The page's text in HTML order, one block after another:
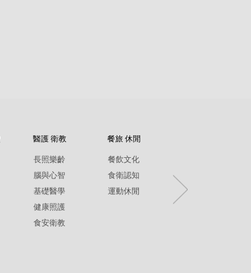
醫護 衛教
長照樂齡
腦與心智
基礎醫學
健康照護
食安衛教
餐旅 休閒
餐飲文化
食衛認知
運動休閒
社政人文